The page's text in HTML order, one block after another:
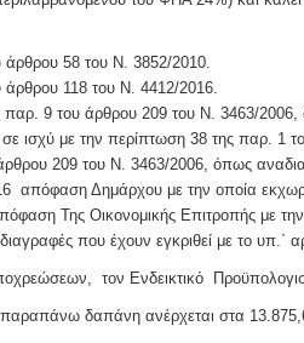
άρθρου 58 του Ν. 3852/2010.
άρθρου 118 του Ν. 4412/2016.
παρ. 9 του άρθρου 209 του Ν. 3463/
σε ισχύ με την περίπτωση 38 της παρ. 1
209 του Ν. 3463/2006, όπως
Δημάρχου με την οποία
Της Οικονομικής Επιτροπής με
που έχουν εγκριθεί με το
τον Ενδεικτικό
παραπάνω δαπάνη ανέρχεται στα